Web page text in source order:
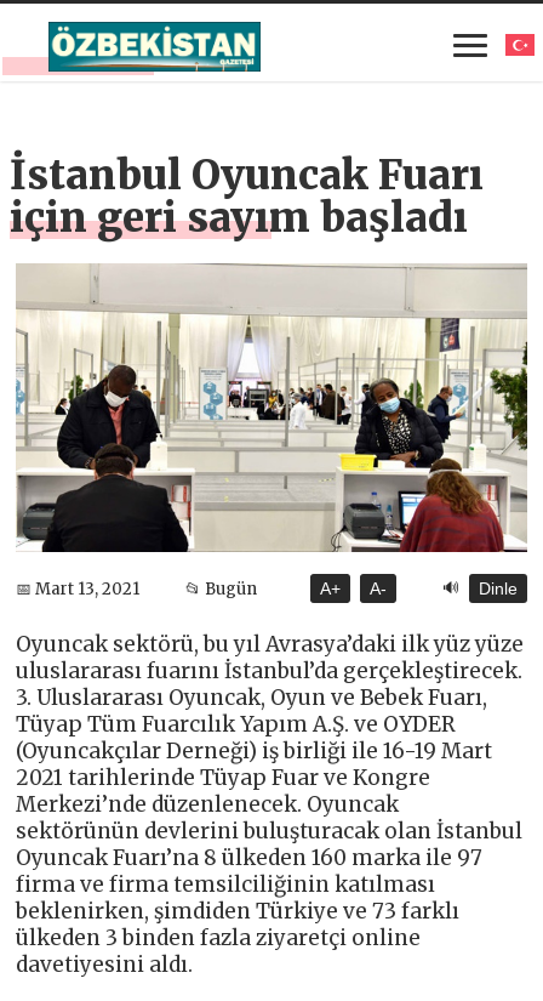
İstanbul Oyuncak Fuarı
için geri sayım başladı
📅 Mart 13, 2021 📂 Bugün A+ A- 🔊 Dinle
Oyuncak sektörü, bu yıl Avrasya’daki ilk yüz yüze
uluslararası fuarını İstanbul’da gerçekleştirecek.
3. Uluslararası Oyuncak, Oyun ve Bebek Fuarı,
Tüyap Tüm Fuarcılık Yapım A.Ş. ve OYDER
(Oyuncakçılar Derneği) iş birliği ile 16-19 Mart
2021 tarihlerinde Tüyap Fuar ve Kongre
Merkezi’nde düzenlenecek. Oyuncak
sektörünün devlerini buluşturacak olan İstanbul
Oyuncak Fuarı’na 8 ülkeden 160 marka ile 97
firma ve firma temsilciliğinin katılması
beklenirken, şimdiden Türkiye ve 73 farklı
ülkeden 3 binden fazla ziyaretçi online
davetiyesini aldı.